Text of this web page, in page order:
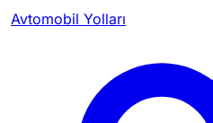
Avtomobil Yolları